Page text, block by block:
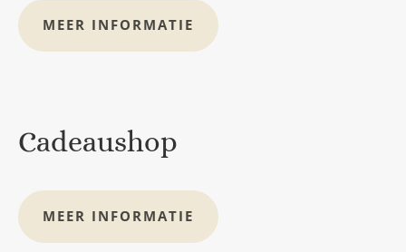
MEER INFORMATIE
Cadeaushop
MEER INFORMATIE